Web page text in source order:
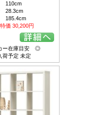
110cm
28.3cm
185.4cm
価 30,200円
ー在庫目安 ◎
荷予定 未定